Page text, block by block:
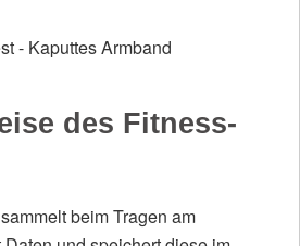
des Fitness-
beim Tragen am